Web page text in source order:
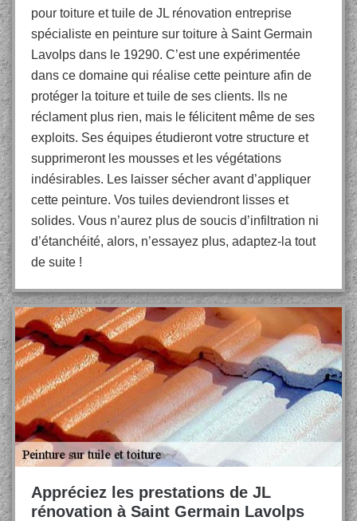
pour toiture et tuile de JL rénovation entreprise
spécialiste en peinture sur toiture à Saint Germain
Lavolps dans le 19290. C’est une expérimentée
dans ce domaine qui réalise cette peinture afin de
protéger la toiture et tuile de ses clients. Ils ne
réclament plus rien, mais le félicitent même de ses
exploits. Ses équipes étudieront votre structure et
supprimeront les mousses et les végétations
indésirables. Les laisser sécher avant d’appliquer
cette peinture. Vos tuiles deviendront lisses et
solides. Vous n’aurez plus de soucis d’infiltration ni
d’étanchéité, alors, n’essayez plus, adaptez-la tout
de suite !
Appréciez les prestations de JL
rénovation à Saint Germain Lavolps